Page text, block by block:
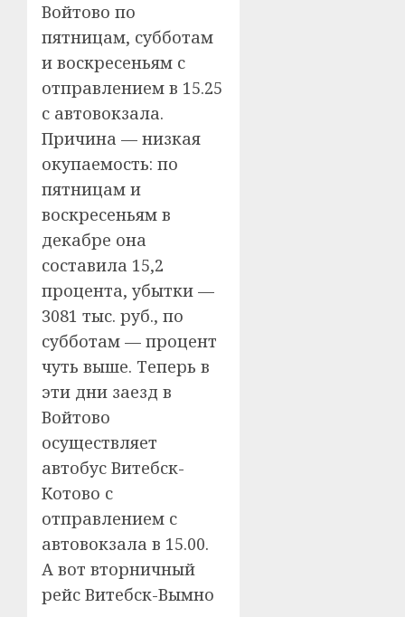
Войтово по
пятницам, субботам
и воскресеньям с
отправлением в 15.25
с автовокзала.
Причина — низкая
окупаемость: по
пятницам и
воскресеньям в
декабре она
составила 15,2
процента, убытки —
3081 тыс. руб., по
субботам — процент
чуть выше. Теперь в
эти дни заезд в
Войтово
осуществляет
автобус Витебск-
Котово с
отправлением с
автовокзала в 15.00.
А вот вторничный
рейс Витебск-Вымно